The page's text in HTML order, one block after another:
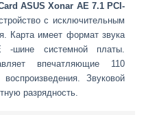
ASUS Xonar AE 7.1 PCI-
с исключительным
Карта имеет формат звука
системной платы.
впечатляющие 110
Звуковой
разрядность.